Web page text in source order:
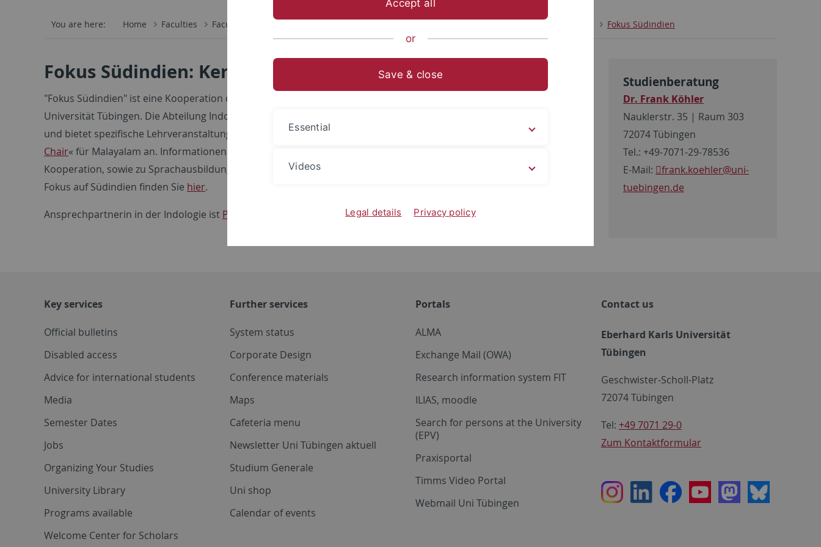
You are here: Home Faculties Faculty of Humanities Fokus Südindien
Fokus Südindien: Kerala und Tamil Nadu
"Fokus Südindien" ist eine Kooperation der Abteilungen Ethnologie und Indologie des Asien-Orient-Instituts der
Universität Tübingen. Die Abteilung Indologie legt den Schwerpunkt auf die Region Kerala und die Sprache Malayalam
und bietet spezifische Lehrveranstaltungen im Semester sowie Sonderveranstaltungen im Rahmen des »
Gundert
Chair« für Malayalam an. Informationen zu Beteiligten und inhaltlichen und regionalen Schwerpunkten der
Kooperation, sowie zu Sprachausbildung, Lehrveranstaltungen, Praktika und Studienaustauschmöglichkeiten mit dem
Fokus auf Südindien finden Sie hier.
Ansprechpartnerin in der Indologie ist Prof. Dr. Heike Oberlin
Studienberatung
Dr. Frank Köhler
Nauklerstr. 35 | Raum 303
72074 Tübingen
Tel.: +49-7071-29-78536
E-Mail:
frank.koehler@uni-
tuebingen.de
Key services
Official bulletins
Disabled access
Advice for international students
Media
Semester Dates
Jobs
Organizing Your Studies
University Library
Programs available
Welcome Center for Scholars
Further services
System status
Corporate Design
Conference materials
Maps
Cafeteria menu
Newsletter Uni Tübingen aktuell
Studium Generale
Uni shop
Calendar of events
Portals
ALMA
Exchange Mail (OWA)
Research information system FIT
ILIAS, moodle
Search for persons at the University
(EPV)
Praxisportal
Timms Video Portal
Webmail Uni Tübingen
Contact us
Eberhard Karls Universität
Tübingen
Geschwister-Scholl-Platz
72074 Tübingen
Tel: +49 7071 29-0
Zum Kontaktformular
InstagramLinkedInFacebookYoutubeMastodon
Bluesky
Accept all
or
Save & close
Essential
Videos
Legal details Privacy policy